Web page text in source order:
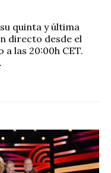
quinta y última
directo desde el
las 20:00h CET.